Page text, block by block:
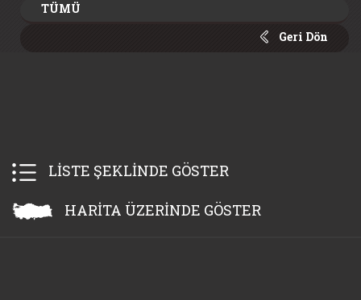
TÜMÜ
Geri Dön
LİSTE ŞEKLİNDE GÖSTER
HARİTA ÜZERİNDE GÖSTER